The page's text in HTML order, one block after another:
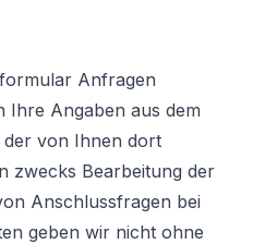
Anfragen
Ihre Angaben aus dem
von Ihnen dort
zwecks Bearbeitung der
Anschlussfragen bei
geben wir nicht ohne